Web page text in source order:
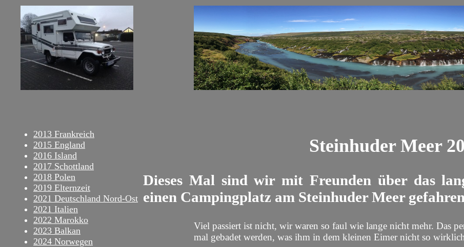
2013 Frankreich
2015 England
2016 Island
2017 Schottland
2018 Polen
2019 Elternzeit
2021 Deutschland Nord-Ost
2021 Italien
2022 Marokko
2023 Balkan
2024 Norwegen
Steinhuder Meer
Dieses Mal sind wir mit Freunden über das
einen Campingplatz am Steinhuder Meer
Viel passiert ist nicht, wir waren so faul wie lange nicht mehr. Das
mal gebadet werden, was ihm in dem kleinen Eimer nicht so